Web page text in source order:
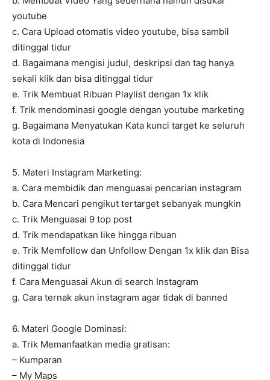
youtube
c. Cara Upload otomatis video youtube, bisa sambil
ditinggal tidur
d. Bagaimana mengisi judul, deskripsi dan tag hanya
sekali klik dan bisa ditinggal tidur
e. Trik Membuat Ribuan Playlist dengan 1x klik
f. Trik mendominasi google dengan youtube marketing
g. Bagaimana Menyatukan Kata kunci target ke seluruh
kota di Indonesia
5. Materi Instagram Marketing:
a. Cara membidik dan menguasai pencarian instagram
b. Cara Mencari pengikut tertarget sebanyak mungkin
c. Trik Menguasai 9 top post
d. Trik mendapatkan like hingga ribuan
e. Trik Memfollow dan Unfollow Dengan 1x klik dan Bisa
ditinggal tidur
f. Cara Menguasai Akun di search Instagram
g. Cara ternak akun instagram agar tidak di banned
6. Materi Google Dominasi:
a. Trik Memanfaatkan media gratisan:
– Kumparan
– My Maps